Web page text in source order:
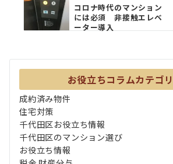
コロナ時代のマンション
には必須 非接触エレベ
ーター導入
お役立ちコラムカテゴ
成約済み物件
住宅対策
千代田区お役立ち情報
千代田区のマンション選び
お役立ち情報